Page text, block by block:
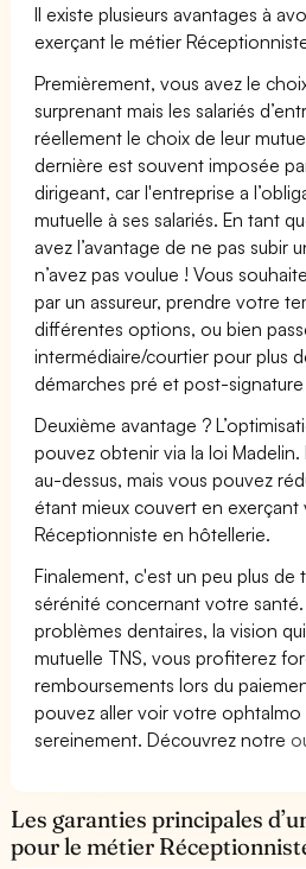
Il existe plusieurs avantages à
exerçant le métier
Premièrement, vous avez le
surprenant mais les salariés
réellement le choix de leur
dernière est souvent imposée
dirigeant, car l'entreprise a
mutuelle à ses salariés. En tant
avez l’avantage de ne pas subir
n’avez pas voulue ! Vous
par un assureur, prendre votre
différentes options, ou bien
intermédiaire/courtier pour plus
démarches pré et post-
Deuxième avantage ?
pouvez obtenir via la loi Madelin.
au-dessus, mais vous pouvez
étant mieux couvert en
Réceptionniste en hôtellerie.
Finalement, c'est un peu plus de
sérénité concernant votre santé.
problèmes dentaires, la vision
mutuelle TNS, vous profiterez
remboursements lors du
pouvez aller voir votre ophtalmo
sereinement. Découvrez notre
Les garanties principales
pour le métier